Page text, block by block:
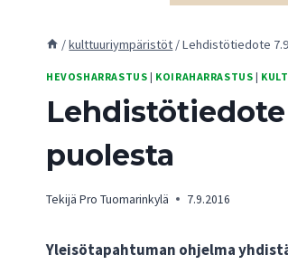
/kulttuuriympäristöt /Lehdistötiedote
HEVOSHARRASTUS | KOIRAHARRASTUS |
puolesta
Tekijä Pro Tuomarinkylä 7.9.2016
Yleisötapahtuman ohjelma